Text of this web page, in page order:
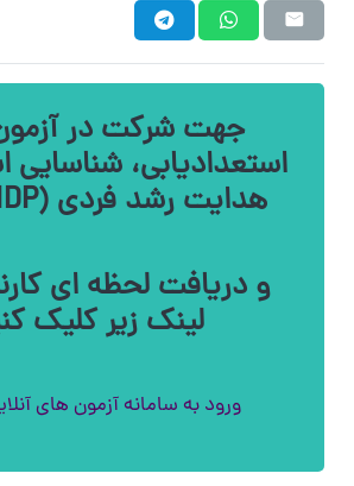
جهت شرکت در
استعدادیابی، شناسایی
هدایت رشد فردی (IDP) آبرنگ
و دریافت لحظه ای
لینک زیر کلیک
ورود به سامانه آزمون های